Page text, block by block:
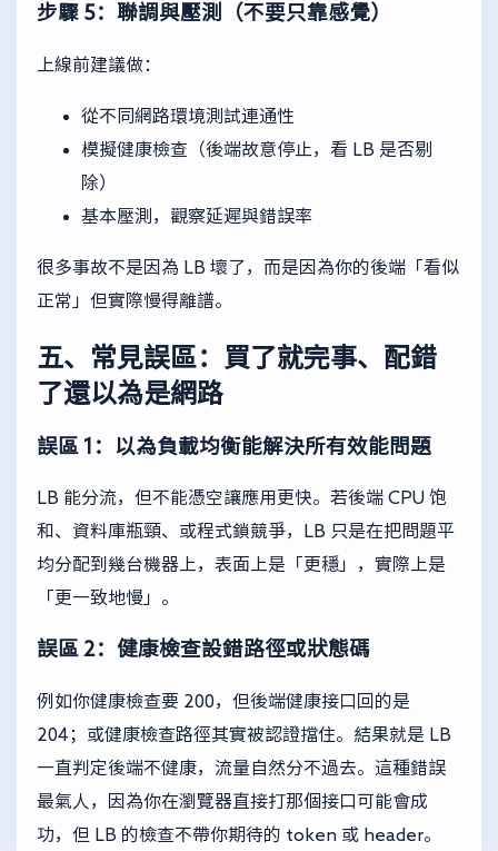
步驟 5：聯調與壓測（不要只靠感覺）
上線前建議做：
從不同網路環境測試連通性
模擬健康檢查（後端故意停止，看 LB 是否剔
除）
基本壓測，觀察延遲與錯誤率
很多事故不是因為 LB 壞了，而是因為你的後端「看似
正常」但實際慢得離譜。
五、常見誤區：買了就完事、配錯
了還以為是網路
誤區 1：以為負載均衡能解決所有效能問題
LB 能分流，但不能憑空讓應用更快。若後端 CPU 饱
和、資料庫瓶頸、或程式鎖競爭，LB 只是在把問題平
均分配到幾台機器上，表面上是「更穩」，實際上是
「更一致地慢」。
誤區 2：健康檢查設錯路徑或狀態碼
例如你健康檢查要 200，但後端健康接口回的是
204；或健康檢查路徑其實被認證擋住。結果就是 LB
一直判定後端不健康，流量自然分不過去。這種錯誤
最氣人，因為你在瀏覽器直接打那個接口可能會成
功，但 LB 的檢查不帶你期待的 token 或 header。